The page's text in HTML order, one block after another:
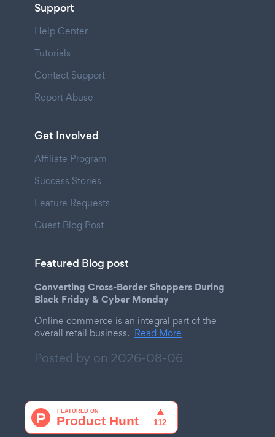
Support
Help Center
Tutorials
Contact Support
Report Abuse
Get Involved
Affiliate Program
Success Stories
Feature Requests
Guest Blog Post
Featured Blog post
Converting Cross-Border Shoppers During
Black Friday & Cyber Monday
Online commerce is an integral part of the
overall retail business. Read More
Posted by on 2026-08-06